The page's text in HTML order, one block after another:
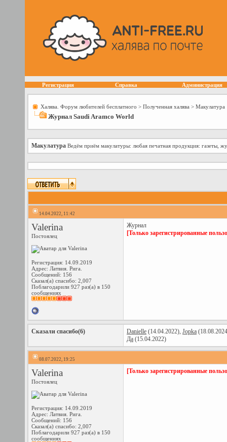
Регистрация Справка Администрация
Халява. Форум любителей бесплатного > Полученная халява > Макулатура
Журнал Saudi Aramco World
Макулатура Ведём приём макулатуры: любая печатная продукция: газеты,
14.04.2022, 11:42
Valerina
Постоялец
Регистрация: 14.09.2019
Адрес: Латвия. Рига.
Сообщений: 156
Сказал(а) спасибо: 2,007
Поблагодарили 927 раз(а) в 150
сообщениях
Журнал
[Только зарегистрированные
Сказали спасибо(6) Danielle (14.04.2022), Jopka
Да (15.04.2022)
08.07.2022, 19:25
Valerina
Постоялец
Регистрация: 14.09.2019
Адрес: Латвия. Рига.
Сообщений: 156
Сказал(а) спасибо: 2,007
Поблагодарили 927 раз(а) в 150
сообщениях
[Только зарегистрированные